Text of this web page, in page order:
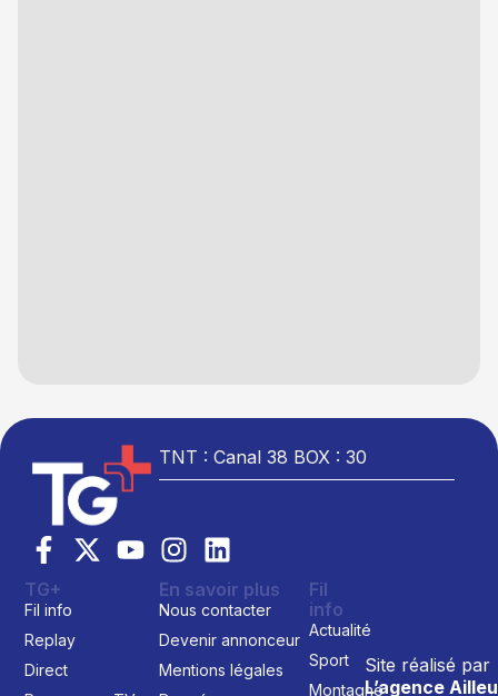
TNT : Canal 38 BOX : 30
Site réalisé par
L’agence
TG+
Fil info
Replay
Direct
En savoir plus
Nous contacter
Devenir annonceur
Mentions légales
Fil
info
Actualité
Sport
Montagne